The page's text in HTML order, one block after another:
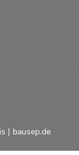
| bausep.de